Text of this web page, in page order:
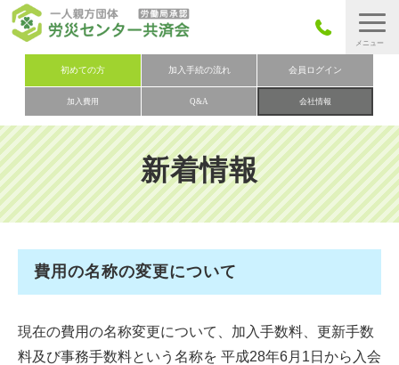
初めての方 加入手続の流れ 会員ログイン
加入費用 Q&A 会社情報
労災保険とは
労災保険の取りまとめ
労災保険加入手続きの流れ
加入費用
加入申込み
お問い合わせ
新着情報
費用の名称の変更について
現在の費用の名称変更について、加入手数料、更新手数
料及び事務手数料という名称を 平成28年6月1日から入会